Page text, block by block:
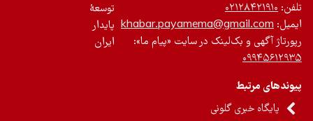
۰۲۱۲۸۴۲۱۹۱۰
khabar.payamema@gmail.com
آگهی و بک‌لینک در سایت «پیام ما»:
مرتبط
پایگاه خبری گلونی
توسعۀ
پایدار
ایران